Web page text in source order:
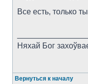
Все есть, только
Няхай Бог
Вернуться к началу